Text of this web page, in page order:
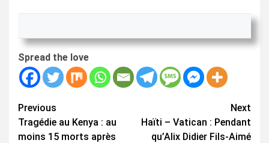
Spread the love
Continue
Reading
Previous
Tragédie au Kenya : au
moins 15 morts après
Next
Haïti – Vatican : Pendant
qu’Alix Didier Fils-Aimé